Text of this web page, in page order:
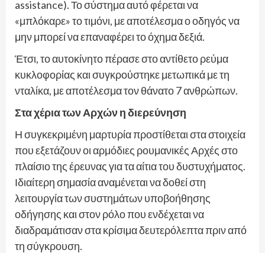
assistance). Το σύστημα αυτό φέρεται να
«μπλόκαρε» το τιμόνι, με αποτέλεσμα ο οδηγός να
μην μπορεί να επαναφέρει το όχημα δεξιά.
Έτσι, το αυτοκίνητο πέρασε στο αντίθετο ρεύμα
κυκλοφορίας και συγκρούστηκε μετωπικά με τη
νταλίκα, με αποτέλεσμα τον θάνατο 7 ανθρώπων.
Στα χέρια των Αρχών η διερεύνηση
Η συγκεκριμένη μαρτυρία προστίθεται στα στοιχεία
που εξετάζουν οι αρμόδιες ρουμανικές Αρχές στο
πλαίσιο της έρευνας για τα αίτια του δυστυχήματος.
Ιδιαίτερη σημασία αναμένεται να δοθεί στη
λειτουργία των συστημάτων υποβοήθησης
οδήγησης και στον ρόλο που ενδέχεται να
διαδραμάτισαν στα κρίσιμα δευτερόλεπτα πριν από
τη σύγκρουση.